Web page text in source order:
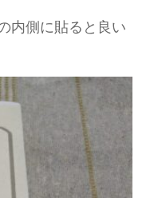
内側に貼ると良い